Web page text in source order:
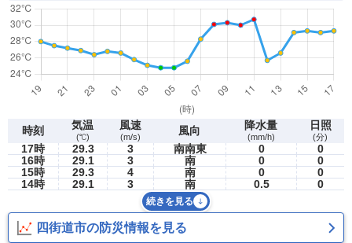
時刻 気温
(℃)
風速
(m/s) 風向 降水量
(mm/h)
日照
(分)
17時 29.3 3 南南東 0
0
16時
29.1 3 南 0
0
15時
29.3 4 南 0
0
14時
29.1 3 南 0.5 0
続きを見る
四街道市の防災情報を見る